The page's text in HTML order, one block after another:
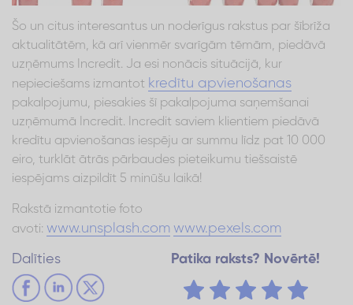
Šo un citus interesantus un noderīgus rakstus par šībrīža
aktualitātēm, kā arī vienmēr svarīgām tēmām, piedāvā
uzņēmums Incredit. Ja esi nonācis situācijā, kur
nepieciešams izmantot kredītu apvienošanas
pakalpojumu, piesakies šī pakalpojuma saņemšanai
uzņēmumā Incredit. Incredit saviem klientiem piedāvā
kredītu apvienošanas iespēju ar summu līdz pat 10 000
eiro, turklāt ātrās pārbaudes pieteikumu tiešsaistē
iespējams aizpildīt 5 minūšu laikā!
Rakstā izmantotie foto
avoti: www.unsplash.com www.pexels.com
Dalīties Patika raksts? Novērtē!